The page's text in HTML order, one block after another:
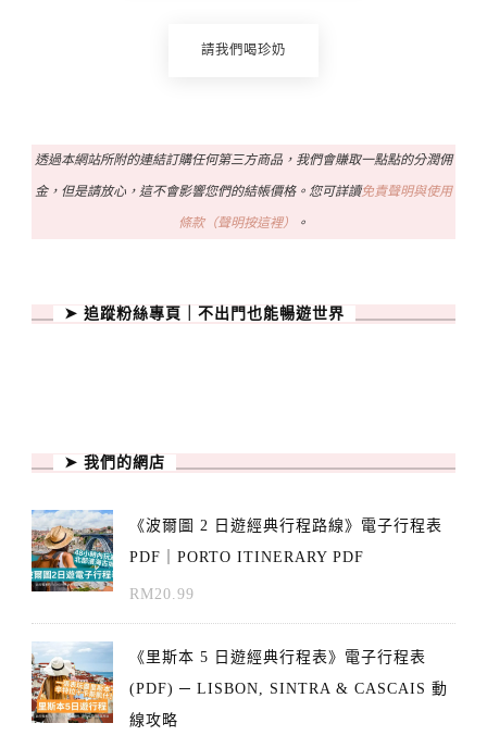
請我們喝珍奶
透過本網站所附的連結訂購任何第三方商品，我們會賺取一點點的分潤佣
金，但是請放心，這不會影響您們的結帳價格。您可詳讀免責聲明與使用
條款（聲明按這裡） 。
➤ 追蹤粉絲專頁｜不出門也能暢遊世界
➤ 我們的網店
《波爾圖 2 日遊經典行程路線》電子行程表
PDF｜PORTO ITINERARY PDF
RM20.99
《里斯本 5 日遊經典行程表》電子行程表
(PDF) ─ LISBON, SINTRA & CASCAIS 動
線攻略